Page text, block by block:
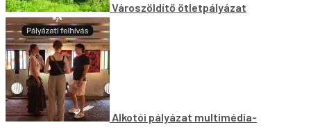
Városzöldítő ötletpályázat
Alkotói pályázat multimédia-